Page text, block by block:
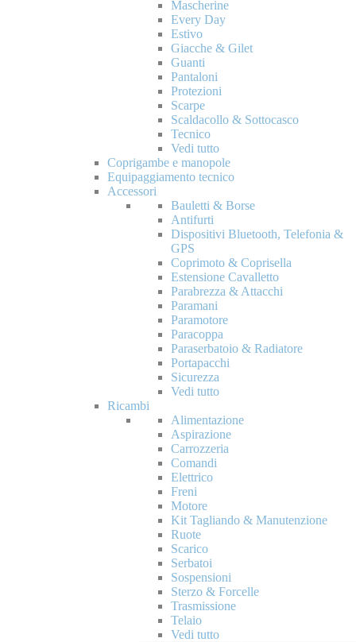
Mascherine
Every Day
Estivo
Giacche & Gilet
Guanti
Pantaloni
Protezioni
Scarpe
Scaldacollo & Sottocasco
Tecnico
Vedi tutto
Coprigambe e manopole
Equipaggiamento tecnico
Accessori
Bauletti & Borse
Antifurti
Dispositivi Bluetooth, Telefonia &
GPS
Coprimoto & Coprisella
Estensione Cavalletto
Parabrezza & Attacchi
Paramani
Paramotore
Paracoppa
Paraserbatoio & Radiatore
Portapacchi
Sicurezza
Vedi tutto
Ricambi
Alimentazione
Aspirazione
Carrozzeria
Comandi
Elettrico
Freni
Motore
Kit Tagliando & Manutenzione
Ruote
Scarico
Serbatoi
Sospensioni
Sterzo & Forcelle
Trasmissione
Telaio
Vedi tutto